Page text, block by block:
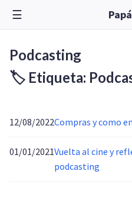
☰
Podcasting
🏷️ Etiqueta:
12/08/2022Compras y como
01/01/2021Vuelta al cine y
podcasting